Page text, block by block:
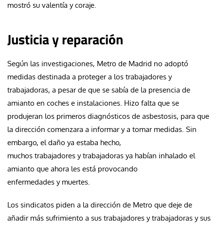
mostró su valentía y coraje.
Justicia y reparación
Según las investigaciones, Metro de Madrid no adoptó
medidas destinada a proteger a los trabajadores y
trabajadoras, a pesar de que se sabía de la presencia de
amianto en coches e instalaciones. Hizo falta que se
produjeran los primeros diagnósticos de asbestosis, para que
la dirección comenzara a informar y a tomar medidas. Sin
embargo, el daño ya estaba hecho,
muchos trabajadores y trabajadoras ya habían inhalado el
amianto que ahora les está provocando
enfermedades y muertes.
Los sindicatos piden a la dirección de Metro que deje de
añadir más sufrimiento a sus trabajadores y trabajadoras y sus